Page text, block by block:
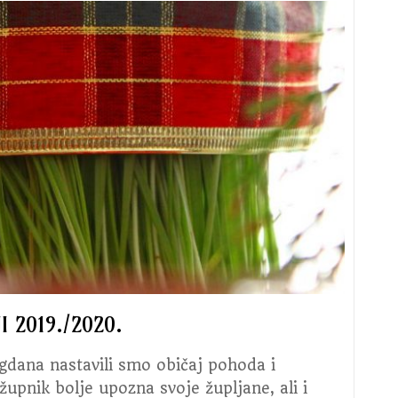
2019./2020.
nastavili smo običaj pohoda i
bolje upozna svoje župljane, ali i